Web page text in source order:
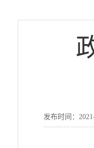
发布时间：